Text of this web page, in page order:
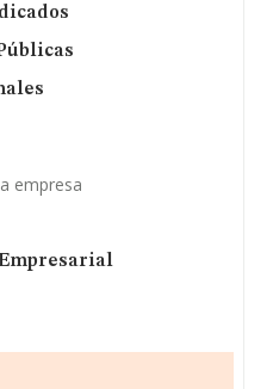
empresa